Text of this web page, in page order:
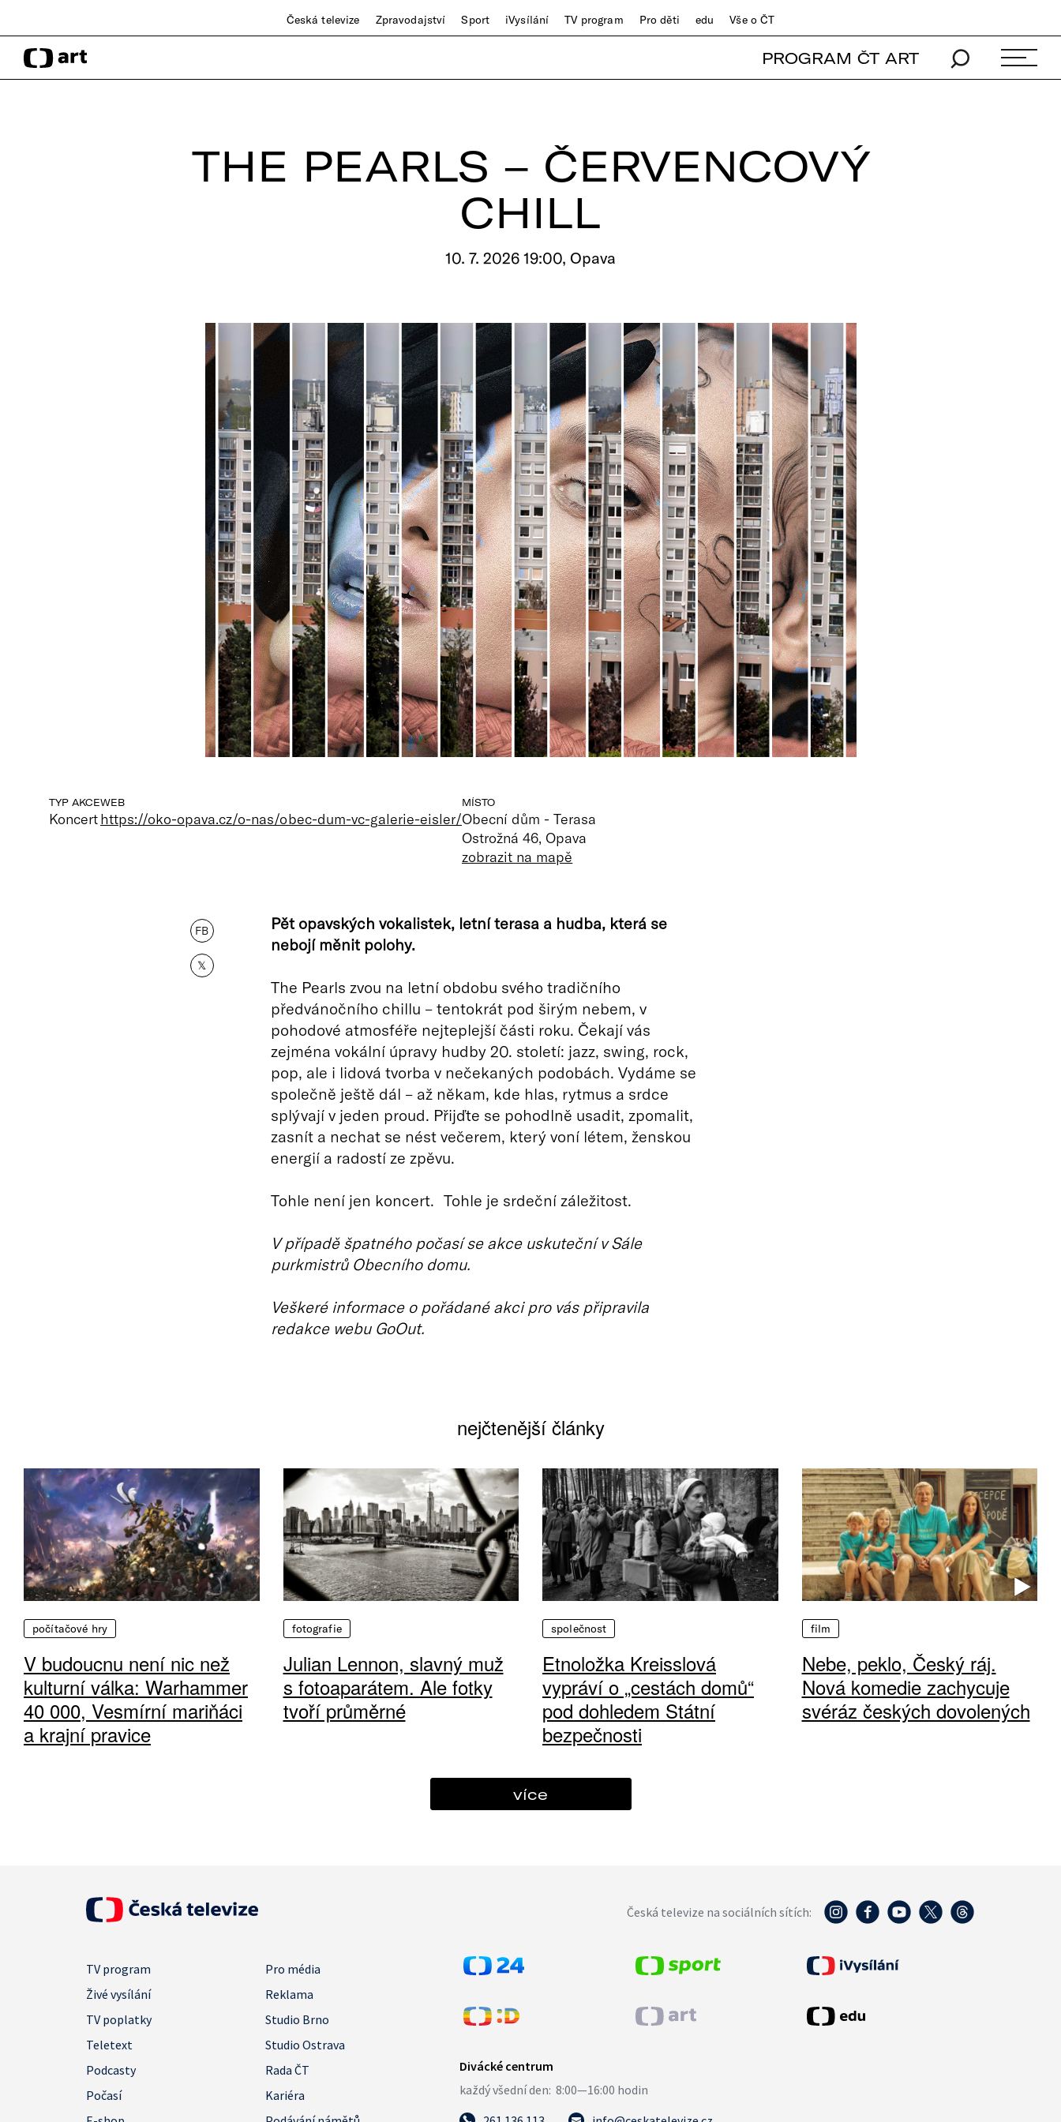
Česká televize Zpravodajství Sport iVysílání TV program Pro děti edu Vše o ČT
PROGRAM ČT ART
THE PEARLS – ČERVENCOVÝ
CHILL
10. 7. 2026 19:00, Opava
TYP AKCE
Koncert
WEB
https://oko-opava.cz/o-nas/obec-dum-vc-galerie-eisler/
MÍSTO
Obecní dům - Terasa
Ostrožná 46, Opava
zobrazit na mapě
FB
𝕏
Pět opavských vokalistek, letní terasa a hudba, která se
nebojí měnit polohy.
The Pearls zvou na letní obdobu svého tradičního
předvánočního chillu – tentokrát pod širým nebem, v
pohodové atmosféře nejteplejší části roku. Čekají vás
zejména vokální úpravy hudby 20. století: jazz, swing, rock,
pop, ale i lidová tvorba v nečekaných podobách. Vydáme se
společně ještě dál – až někam, kde hlas, rytmus a srdce
splývají v jeden proud. Přijďte se pohodlně usadit, zpomalit,
zasnít a nechat se nést večerem, který voní létem, ženskou
energií a radostí ze zpěvu.
Tohle není jen koncert. Tohle je srdeční záležitost.
V případě špatného počasí se akce uskuteční v Sále
purkmistrů Obecního domu.
Veškeré informace o pořádané akci pro vás připravila
redakce webu GoOut.
nejčtenější články
počítačové hry
V budoucnu není nic než
kulturní válka: Warhammer
40 000, Vesmírní mariňáci
a krajní pravice
fotografie
Julian Lennon, slavný muž
s fotoaparátem. Ale fotky
tvoří průměrné
společnost
Etnoložka Kreisslová
vypráví o „cestách domů“
pod dohledem Státní
bezpečnosti
film
Nebe, peklo, Český ráj.
Nová komedie zachycuje
svéráz českých dovolených
více
Česká televize na sociálních sítích:
TV program
Pro média
Živé vysílání
Reklama
TV poplatky
Studio Brno
Teletext
Studio Ostrava
Podcasty
Rada ČT
Počasí
Kariéra